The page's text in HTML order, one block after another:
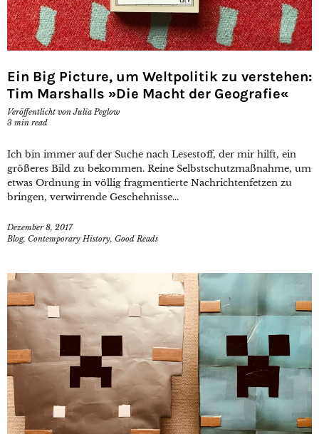
Ein Big Picture, um Weltpolitik zu verstehen:
Tim Marshalls »Die Macht der Geografie«
Veröffentlicht vonJulia Peglow
3 min read
Ich bin immer auf der Suche nach Lesestoff, der mir hilft, ein
größeres Bild zu bekommen. Reine Selbstschutzmaßnahme, um
etwas Ordnung in völlig fragmentierte Nachrichtenfetzen zu
bringen, verwirrende Geschehnisse...
Dezember 8, 2017
Blog, Contemporary History, Good Reads